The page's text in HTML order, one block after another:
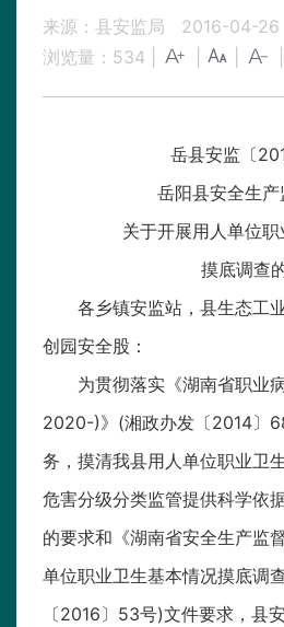
来源：县安监局
2016-04-26
浏览量： 534
岳县安监〔
岳阳县安全生
关于开展用人单位
摸底调查
各乡镇安监站，县生态工
创园安全股：
为贯彻落实《湖南省职业
2020-)》(湘政办发〔2014〕
务，摸清我县用人单位职业卫
危害分级分类监管提供科学依
的要求和《湖南省安全生产监
单位职业卫生基本情况摸底调
〔2016〕53号)文件要求，县